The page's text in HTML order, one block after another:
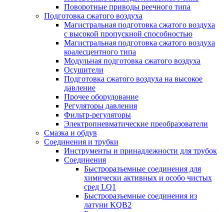
Поворотные приводы реечного типа
Подготовка сжатого воздуха
Магистральная подготовка сжатого воздуха
c высокой пропускной способностью
Магистральная подготовка сжатого воздуха
коалесцентного типа
Модульная подготовка сжатого воздуха
Осушители
Подготовка сжатого воздуха на высокое
давление
Прочее оборудование
Регуляторы давления
Фильтр-регуляторы
Электропневматические преобразователи
Смазка и обдув
Соединения и трубки
Инструменты и принадлежности для трубок
Соединения
Быстроразъемные соединения для
химически активных и особо чистых
сред LQ1
Быстроразъемные соединения из
латуни KQB2